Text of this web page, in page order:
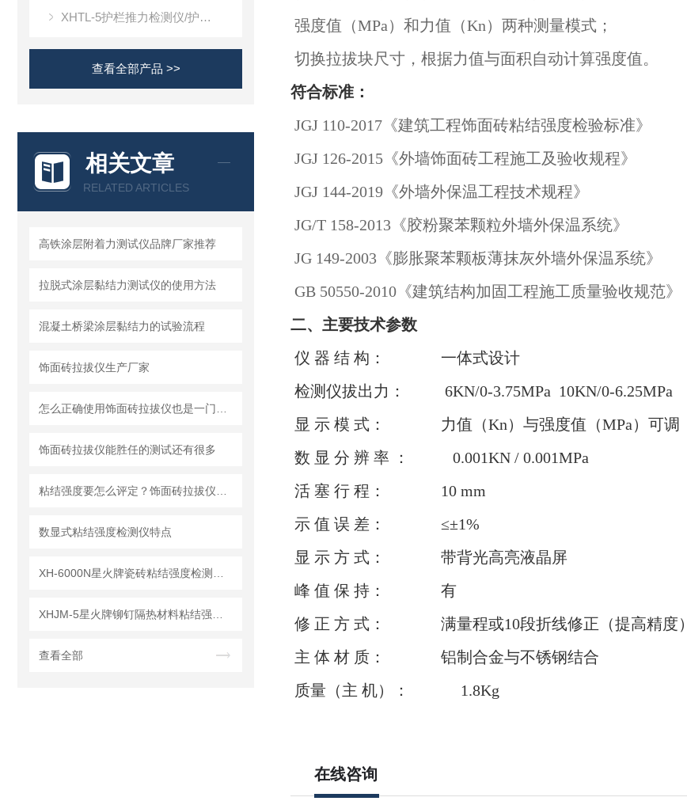
XHTL-5护栏推力检测仪/护栏推力测试仪
查看全部产品 >>
相关文章
RELATED ARTICLES
高铁涂层附着力测试仪品牌厂家推荐
拉脱式涂层黏结力测试仪的使用方法
混凝土桥梁涂层黏结力的试验流程
饰面砖拉拔仪生产厂家
饰面砖拉拔仪能胜任的测试还有很多
数显式粘结强度检测仪特点
查看全部
强度值（MPa）和力值 （Kn） 两种测量模式；
切换拉拔块尺寸，根据力值与面积自动计算强度值。
符合标准：
JGJ 110-2017《建筑工程饰面砖粘结强度检验标准》
JGJ 126-2015《外墙饰面砖工程施工及验收规程》
JGJ 144-2019《外墙外保温工程技术规程》
JG/T 158-2013《胶粉聚苯颗粒外墙外保温系统》
JG 149-2003《膨胀聚苯颗板薄抹灰外墙外保温系统》
GB 50550-2010《建筑结构加固工程施工质量验收规范》
二、主要技术参数
仪 器 结 构： 一体式设计
检测仪拔出力： 6KN/0-3.75MPa 10KN/0-6.25MPa
显 示 模 式： 力值（Kn）与强度值（MPa）可调
数 显 分 辨 率 ： 0.001KN / 0.001MPa
活 塞 行 程： 10 mm
示 值 误 差： ≤±1%
显 示 方 式： 带背光高亮液晶屏
峰 值 保 持： 有
修 正 方 式： 满量程或10段折线修正（提高精度）
主 体 材 质： 铝制合金与不锈钢结合
质量（主 机）： 1.8Kg
在线咨询